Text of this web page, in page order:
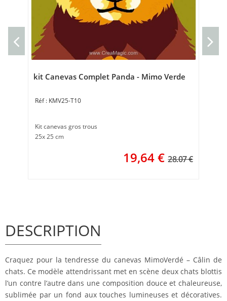
kit Canevas Complet Panda - Mimo Verde
KMV25-T10
Kit canevas gros trous
25x 25 cm
19,64€ 28.07 €
DESCRIPTION
Craquez pour la tendresse du canevas MimoVerdé – Câlin de
chats. Ce modèle attendrissant met en scène deux chats blottis
l’un contre l’autre dans une composition douce et chaleureuse,
sublimée par un fond aux touches lumineuses et décoratives.